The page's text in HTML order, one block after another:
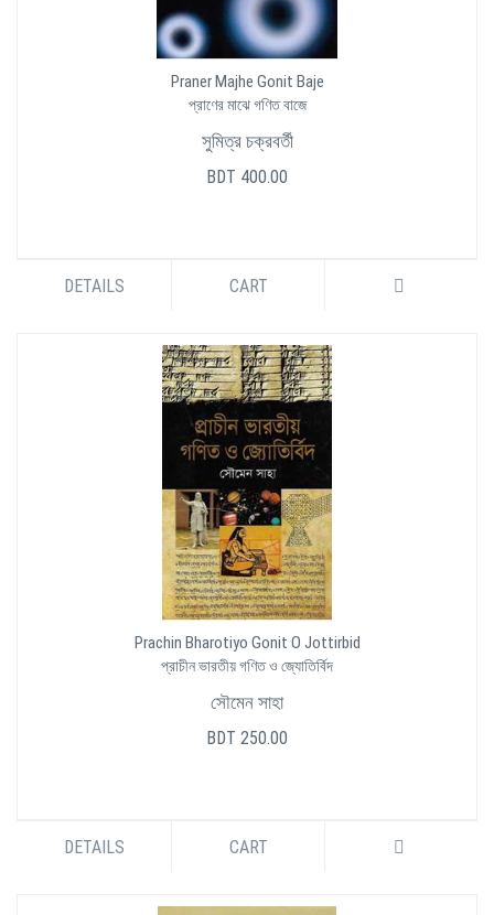
Praner Majhe Gonit Baje
প্রাণের মাঝে গণিত বাজে
সুমিত্র চক্রবর্তী
BDT 400.00
DETAILS CART
Prachin Bharotiyo Gonit O Jottirbid
প্রাচীন ভারতীয় গণিত ও জ্যোতির্বিদ
সৌমেন সাহা
BDT 250.00
DETAILS CART